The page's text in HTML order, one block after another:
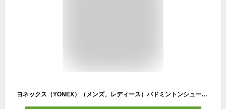
ヨネックス（YONEX）（メンズ、レディース）バドミントンシューズ パワークッションカスケードアクセル SHBCA1-053